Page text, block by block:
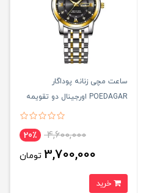
ساعت مچی زنانه پوداگار
POEDAGAR اورجينال دو تقويمه
صفحه مشکی مدل H2 نسخه
4,600,000 20٪
3,700,000 تومان